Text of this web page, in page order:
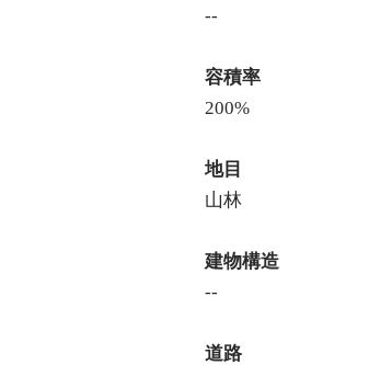
--
容積率
200%
地目
山林
建物構造
--
道路